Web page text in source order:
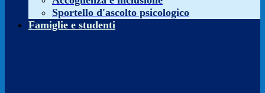
Sportello d'ascolto psicologico
Famiglie e studenti